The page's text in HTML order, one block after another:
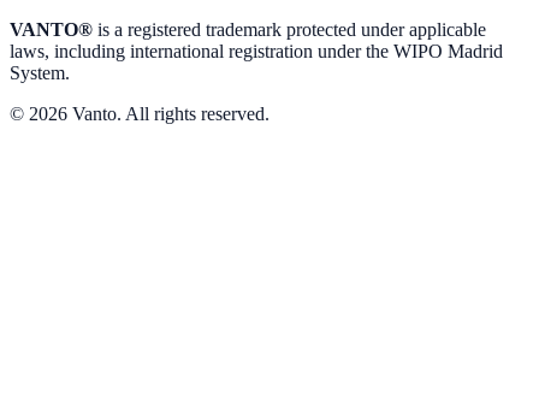
VANTO® is a registered trademark protected under applicable
laws, including international registration under the WIPO Madrid
System.
© 2026 Vanto. All rights reserved.